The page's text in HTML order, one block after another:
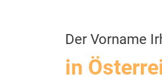
Der Vorname
in